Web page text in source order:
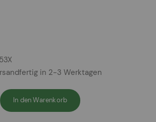
in 2-3 Werktagen
In den Warenkorb